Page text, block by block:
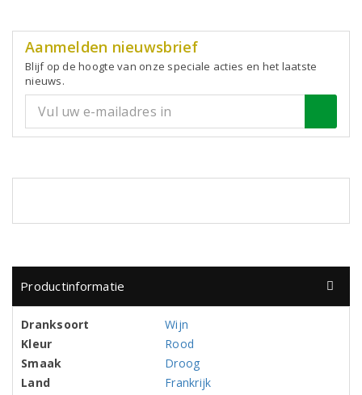
Aanmelden nieuwsbrief
Blijf op de hoogte van onze speciale acties en het laatste
nieuws.
Productinformatie
Dranksoort
Wijn
Kleur
Rood
Smaak
Droog
Land
Frankrijk